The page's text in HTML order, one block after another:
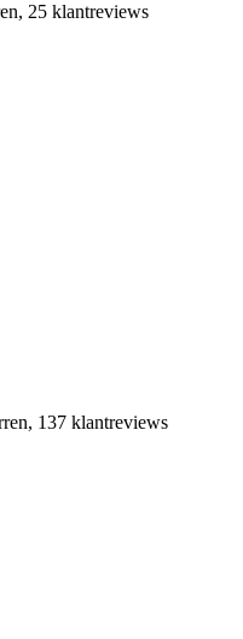
25 klantreviews
137 klantreviews